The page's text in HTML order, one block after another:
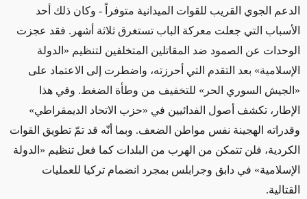
الدعم الجوي القريب للقوات الميدانية متوفراً - وكان ذلك أحد
الأسباب التي جعلت معركة الباب تستغرق ثلاثة أشهر. فقد عجزت
الوحدات عن الصمود ضد المقاتلين المتخلفين لتنظيم «الدولة
الإسلامية» بعد التقدم التي أحرزته، واضطرت إلى الاعتماد على
«الجيش السوري الحر» للتخفيف من وطأة الضغط. وفي هذا
الإطار، تكشف أصول الفدائيين في «حزب الاتحاد الديمقراطي»
وقدراته الهجينة نفس مواطن الضعف. وبما أنّه قد تمّ تطويق القوات
الكردية، فلن تتمكن من الهرب من البلدات كما فعل تنظيم «الدولة
الإسلامية» في دابق وجرابلس بمجرد انضمام تركيا للعمليات
القتالية.